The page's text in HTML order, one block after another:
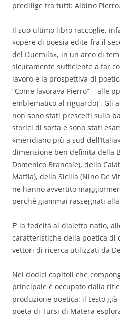
predilige tra tutti: Albino Pierro.
Il suo ultimo libro raccoglie,
«opere di poesia edite fra il
del Duemila», in un arco di
sicuramente sufficiente a far
lavoro e la prospettiva di
“Come lavorava Pierro” – alle
emblematico al riguardo) . Gli
non sono stati prescelti sulla
storici di sorta e sono stati
«meridiano più a sud
dimensione ben definita della
Domenico Brancale), della
Maffia), della Sicilia (Nino De
ne hanno avvertito
perché giammai rassegnati
E’ la fedeltà al dialetto natio,
caratteristiche della poetica di
vettori di ricerca utilizzati da
Nei dodici capitoli che
principale è occupato dalla
produzione poetica: il testo
poeta di Tursi di Matera